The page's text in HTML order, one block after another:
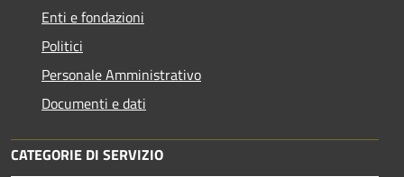
Enti e fondazioni
Politici
Personale Amministrativo
Documenti e dati
CATEGORIE DI SERVIZIO